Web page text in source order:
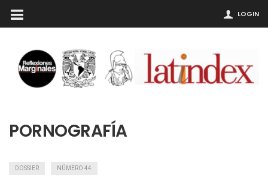
LOGIN
PORNOGRAFÍA
DOSSIER NÚMERO 44